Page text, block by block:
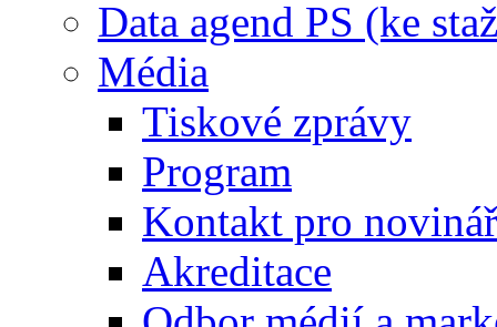
Data agend PS (ke
Média
Tiskové zprávy
Program
Kontakt pro
Akreditace